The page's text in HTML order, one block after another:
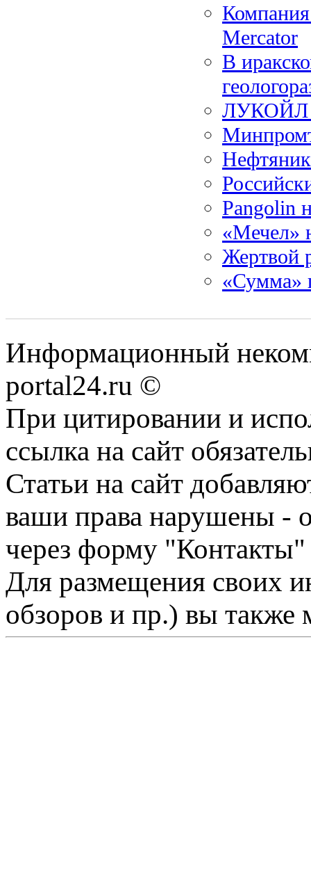
Компания
Mercator
В
ЛУКОЙЛ
Pangolin
«Мечел»
Жертвой
«Сумма»
Информационный
portal24.ru ©
При цитировании и
ссылка на сайт
Статьи на сайт
ваши права нарушены -
через форму "Контакты"
Для размещения своих
обзоров и пр.) вы также